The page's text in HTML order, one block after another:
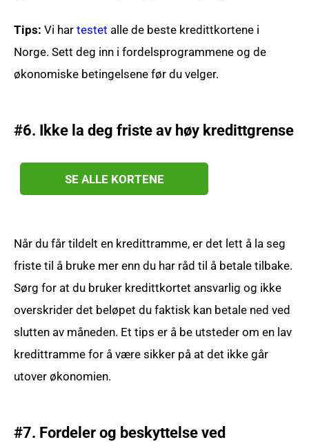
Tips: Vi hartestet alle de beste kredittkortene i
Norge. Sett deg inn i fordelsprogrammene og de
økonomiske betingelsene før du velger.
#6. Ikke la deg friste av høy kredittgrense
SE ALLE KORTENE
Når du får tildelt en kredittramme, er det lett å la seg
friste til å bruke mer enn du har råd til å betale tilbake.
Sørg for at du bruker kredittkortet ansvarlig og ikke
overskrider det beløpet du faktisk kan betale ned ved
slutten av måneden. Et tips er å be utsteder om en lav
kredittramme for å være sikker på at det ikke går
utover økonomien.
#7. Fordeler og beskyttelse ved